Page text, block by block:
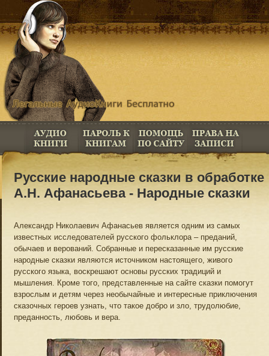
Русские народные сказки в обработке
А.Н. Афанасьева - Народные сказки
Александр Николаевич Афанасьев является одним из самых
известных исследователей русского фольклора – преданий,
обычаев и верований. Собранные и пересказанные им русские
народные сказки являются источником настоящего, живого
русского языка, воскрешают основы русских традиций и
мышления. Кроме того, представленные на сайте сказки помогут
взрослым и детям через необычайные и интересные приключения
сказочных героев узнать, что такое добро и зло, трудолюбие,
преданность, любовь и вера.